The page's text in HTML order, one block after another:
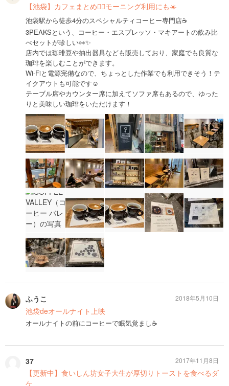
【池袋】カフェまとめ🚶‍♀️モーニング利用にも☀️
池袋駅から徒歩4分のスペシャルティコーヒー専門店☕️
3PEAKSという、コーヒー・エスプレッソ・マキアートの飲み比
べセットが珍しい👀✨
店内では珈琲豆や抽出器具なども販売しており、家庭でも良質な
珈琲を楽しむことができます。
Wi-Fiと電源完備なので、ちょっとした作業でも利用できそう！テ
イクアウトも可能です☺️
テーブル席やカウンター席に加えてソファ席もあるので、ゆった
りと美味しい珈琲をいただけます！
ふうこ
池袋deオールナイト上映
オールナイトの前にコーヒーで眠気覚まし☕️
2018年5月10日
37
【更新中】食いしん坊女子大生が厚切りトーストを食べるダ
ケ
2017年11月8日